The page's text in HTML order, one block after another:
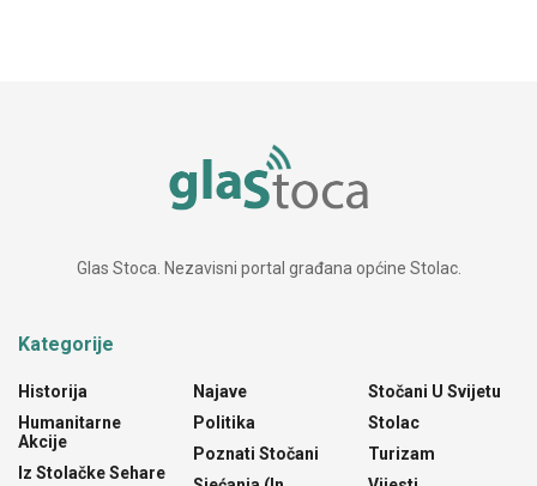
Glas Stoca. Nezavisni portal građana općine Stolac.
Kategorije
Historija
Humanitarne
Akcije
Iz Stolačke Sehare
Najave
Politika
Poznati Stočani
Stočani U Svijetu
Stolac
Turizam